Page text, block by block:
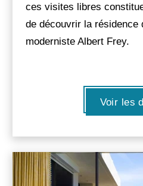
ces visites libres
de découvrir la résidence
moderniste Albert Frey.
Voir les